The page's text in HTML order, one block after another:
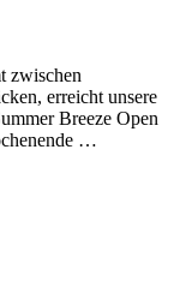
zwischen
erreicht unsere
Breeze Open
…